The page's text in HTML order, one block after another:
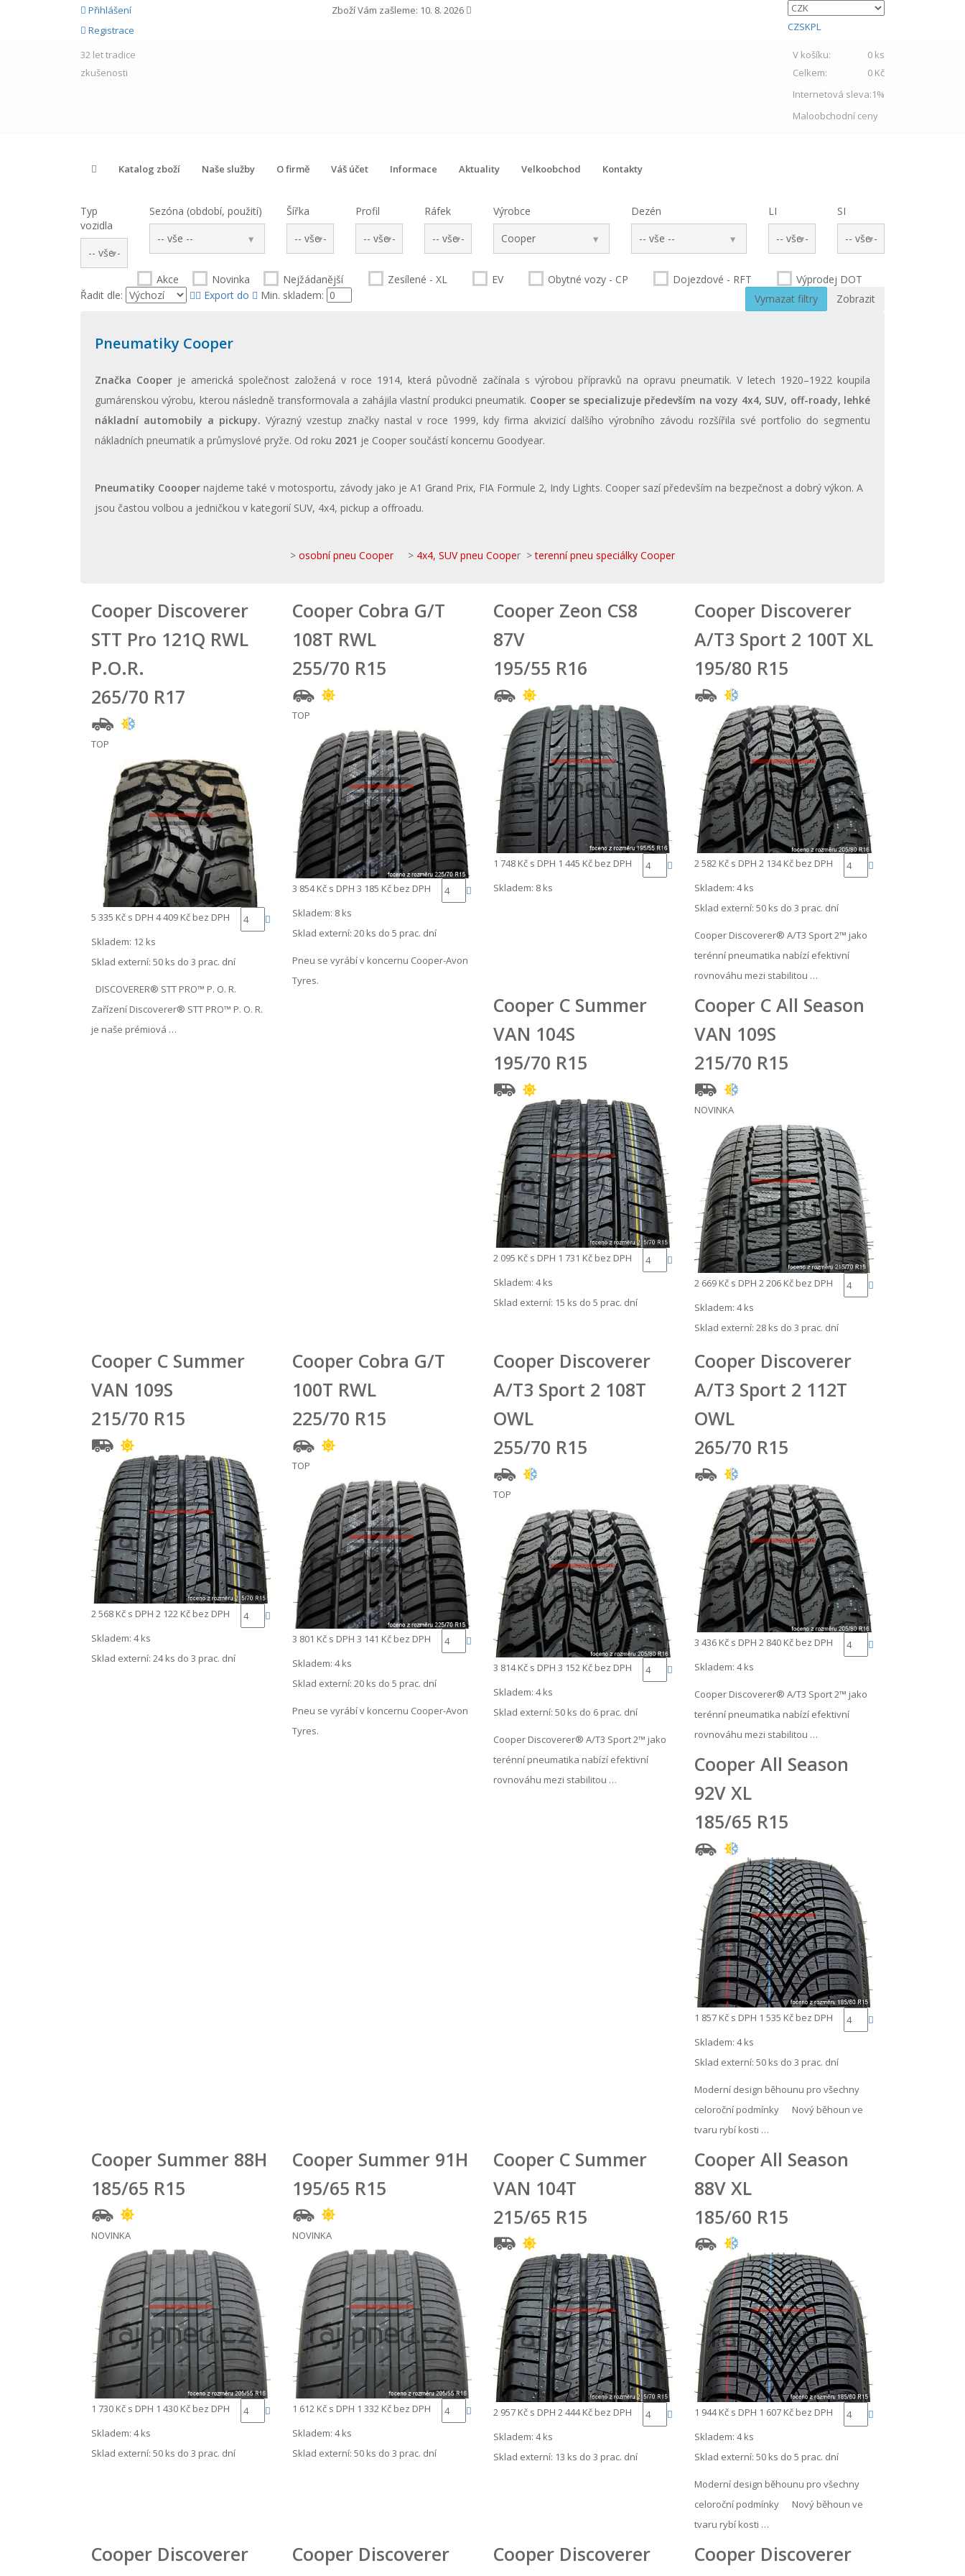
Přihlášení
Registrace
Zboží Vám zašleme: 10. 8. 2026
CZSKPL
32 lettradice
zkušenosti
V košíku:
0 ks
Celkem:
0 Kč
Internetová sleva:1%
Maloobchodní ceny
Katalog zboží Naše služby O firmě Váš účet Informace Aktuality Velkoobchod Kontakty
Typ
vozidla
Sezóna (období, použití) Šířka Profil Ráfek Výrobce Dezén LI SI
Akce Novinka Nejžádanější Zesílené - XL EV Obytné vozy - CP Dojezdové - RFT
Výprodej DOT
Zobrazit
Vymazat filtry
Řadit dle: Export do Min. skladem:
Pneumatiky Cooper
Značka Cooper je americká společnost založená v roce 1914, která původně začínala s výrobou přípravků na opravu pneumatik. V letech 1920–1922 koupila
gumárenskou výrobu, kterou následně transformovala a zahájila vlastní produkci pneumatik. Cooper se specializuje především na vozy 4x4, SUV, off-roady, lehké
nákladní automobily a pickupy. Výrazný vzestup značky nastal v roce 1999, kdy firma akvizicí dalšího výrobního závodu rozšířila své portfolio do segmentu
nákladních pneumatik a průmyslové pryže. Od roku 2021 je Cooper součástí koncernu Goodyear.
Pneumatiky Coooper najdeme také v motosportu, závody jako je A1 Grand Prix, FIA Formule 2, Indy Lights. Cooper sazí především na bezpečnost a dobrý výkon. A
jsou častou volbou a jedničkou v kategorií SUV, 4x4, pickup a offroadu.
> osobní pneu Cooper > 4x4, SUV pneu Cooper >terenní pneu speciálky Cooper
Cooper Discoverer
STT Pro 121Q RWL
P.O.R.
265/70 R17
TOP
5 335 Kč s DPH 4 409 Kč bez DPH
Skladem: 12 ks
Sklad externí: 50 ks do 3 prac. dní
DISCOVERER® STT PRO™ P. O. R.
Zařízení Discoverer® STT PRO™ P. O. R.
je naše prémiová …
Cooper Cobra G/T
108T RWL
255/70 R15
TOP
3 854 Kč s DPH 3 185 Kč bez DPH
Skladem: 8 ks
Sklad externí: 20 ks do 5 prac. dní
Pneu se vyrábí v koncernu Cooper-Avon
Tyres.
Cooper Zeon CS8
87V
195/55 R16
1 748 Kč s DPH 1 445 Kč bez DPH
Skladem: 8 ks
Cooper Discoverer
A/T3 Sport 2 100T XL
195/80 R15
2 582 Kč s DPH 2 134 Kč bez DPH
Skladem: 4 ks
Sklad externí: 50 ks do 3 prac. dní
Cooper Discoverer® A/T3 Sport 2™ jako
terénní pneumatika nabízí efektivní
rovnováhu mezi stabilitou …
Cooper C Summer
VAN 104S
195/70 R15
2 095 Kč s DPH 1 731 Kč bez DPH
Skladem: 4 ks
Sklad externí: 15 ks do 5 prac. dní
Cooper C All Season
VAN 109S
215/70 R15
NOVINKA
2 669 Kč s DPH 2 206 Kč bez DPH
Skladem: 4 ks
Sklad externí: 28 ks do 3 prac. dní
Cooper C Summer
VAN 109S
215/70 R15
2 568 Kč s DPH 2 122 Kč bez DPH
Skladem: 4 ks
Sklad externí: 24 ks do 3 prac. dní
Cooper Cobra G/T
100T RWL
225/70 R15
TOP
3 801 Kč s DPH 3 141 Kč bez DPH
Skladem: 4 ks
Sklad externí: 20 ks do 5 prac. dní
Pneu se vyrábí v koncernu Cooper-Avon
Tyres.
Cooper Discoverer
A/T3 Sport 2 108T
OWL
255/70 R15
TOP
3 814 Kč s DPH 3 152 Kč bez DPH
Skladem: 4 ks
Sklad externí: 50 ks do 6 prac. dní
Cooper Discoverer® A/T3 Sport 2™ jako
terénní pneumatika nabízí efektivní
rovnováhu mezi stabilitou …
Cooper Discoverer
A/T3 Sport 2 112T
OWL
265/70 R15
3 436 Kč s DPH 2 840 Kč bez DPH
Skladem: 4 ks
Cooper Discoverer® A/T3 Sport 2™ jako
terénní pneumatika nabízí efektivní
rovnováhu mezi stabilitou …
Cooper All Season
92V XL
185/65 R15
1 857 Kč s DPH 1 535 Kč bez DPH
Skladem: 4 ks
Sklad externí: 50 ks do 3 prac. dní
Moderní design běhounu pro všechny
celoroční podmínky Nový běhoun ve
tvaru rybí kosti …
Cooper Summer 88H
185/65 R15
NOVINKA
1 730 Kč s DPH 1 430 Kč bez DPH
Skladem: 4 ks
Sklad externí: 50 ks do 3 prac. dní
Cooper Summer 91H
195/65 R15
NOVINKA
1 612 Kč s DPH 1 332 Kč bez DPH
Skladem: 4 ks
Sklad externí: 50 ks do 3 prac. dní
Cooper C Summer
VAN 104T
215/65 R15
2 957 Kč s DPH 2 444 Kč bez DPH
Skladem: 4 ks
Sklad externí: 13 ks do 3 prac. dní
Cooper All Season
88V XL
185/60 R15
1 944 Kč s DPH 1 607 Kč bez DPH
Skladem: 4 ks
Sklad externí: 50 ks do 5 prac. dní
Moderní design běhounu pro všechny
celoroční podmínky Nový běhoun ve
tvaru rybí kosti …
Cooper Discoverer
Cooper Discoverer
Cooper Discoverer
Cooper Discoverer